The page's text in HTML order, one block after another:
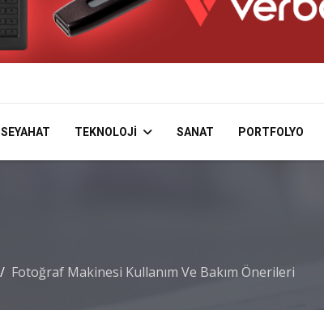
SEYAHAT TEKNOLOJI SANAT PORTFOLYO
Fotoğraf Makinesi Kullanım Ve Bakım Önerileri